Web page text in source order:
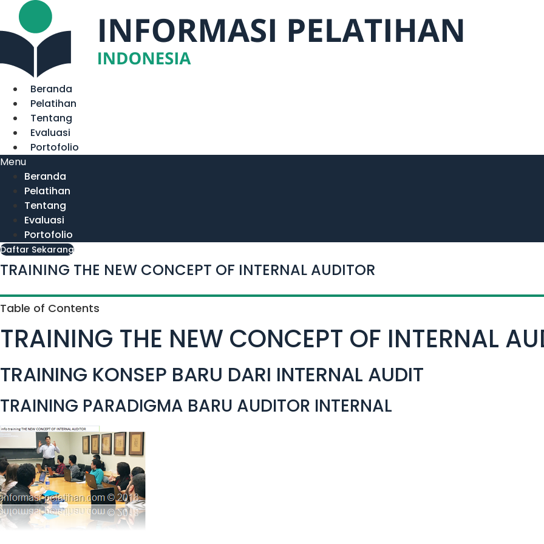
Lewati
konten
Beranda
Pelatihan
Tentang
Evaluasi
Portofolio
Menu
Beranda
Pelatihan
Tentang
Evaluasi
Portofolio
Daftar Sekarang
TRAINING THE NEW CONCEPT OF INTERNAL AUDITOR
Table of Contents
TRAINING THE NEW CONCEPT OF INTERNAL
TRAINING KONSEP BARU DARI INTERNAL AUDIT
TRAINING PARADIGMA BARU AUDITOR INTERNAL